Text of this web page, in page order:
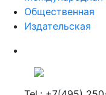
Общественная
Издательская